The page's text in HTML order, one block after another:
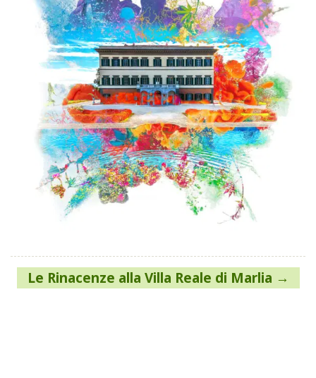
Navigazione
articoli
Le Rinacenze alla Villa Reale di Marlia